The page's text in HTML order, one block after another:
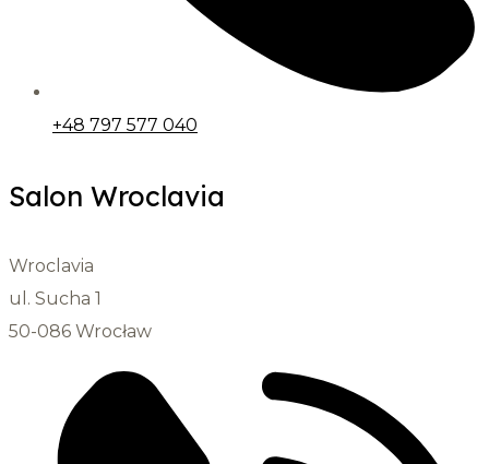
+48 797 577 040
Salon Wroclavia
Wroclavia
ul. Sucha 1
50-086 Wrocław